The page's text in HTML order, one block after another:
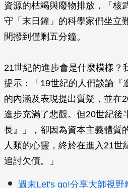
資源的枯竭與廢物排放，「核
守「末日鐘」的科學家們坐立
間撥到僅剩五分鐘。
21世紀的進步會是什麼模樣？
提示：「19世紀的人們談論『
的內涵及表現提出質疑，並在
進步充滿了悲觀。但20世紀後
長』」，卻因為資本主義體質
人類的心靈，終於在進入21世
追討欠債。」
週末Let's go!分享大師視野